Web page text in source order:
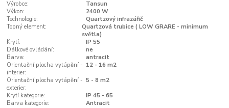
Výrobce:
Tansun
Výkon:
2400 W
Technologie:
Quartzový infrazářič
Topný element:
Quartzová trubice ( LOW GRARE - minimum
světla)
Krytí:
IP 55
Dálkové ovládání:
ne
Barva:
antracit
Orientační plocha vytápění -
interier:
12 - 16 m2
Orientační plocha vytápění -
exterier:
5 - 8 m2
Krytí kategorie:
IP 45 - 65
Barva kategorie:
Antracit